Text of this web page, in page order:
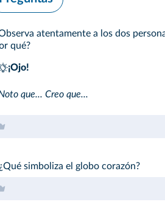
atentamente a los dos
qué?
¡Ojo!
que... Creo que...
¿Qué simboliza el globo corazón?